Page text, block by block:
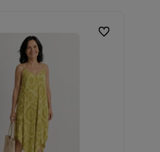
Do ulubionych